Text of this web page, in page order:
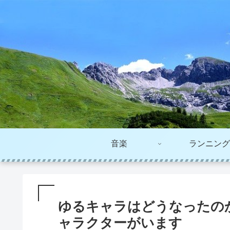
音楽 ランニング
ゆるキャラはどうなった
ャラクターがいます